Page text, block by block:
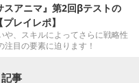
アニマ』第2回βテストの
レイレポ】
や、スキルによってさらに戦略性
目の要素に迫ります！
事